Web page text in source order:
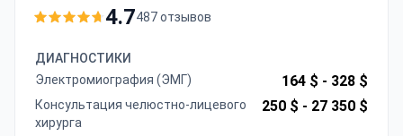
опытом проведения сложных
Передовые хирургические методы клиники
обеспечивают точное контурирование десен и
костей для достижения как функциональных,
так и эстетических результатов.
4.7487 отзывов
ДИАГНОСТИКИ
Электромиография (ЭМГ)
164 $ - 328 $
Консультация челюстно-лицевого
хирурга
250 $ - 27 350 $